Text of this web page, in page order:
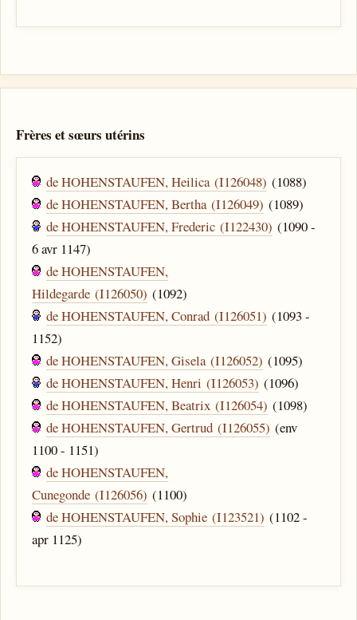
Frères et sœurs utérins
de HOHENSTAUFEN, Heilica (I126048) (1088)
de HOHENSTAUFEN, Bertha (I126049) (1089)
de HOHENSTAUFEN, Frederic (I122430) (1090 -
6 avr 1147)
de HOHENSTAUFEN,
Hildegarde (I126050) (1092)
de HOHENSTAUFEN, Conrad (I126051) (1093 -
1152)
de HOHENSTAUFEN, Gisela (I126052) (1095)
de HOHENSTAUFEN, Henri (I126053) (1096)
de HOHENSTAUFEN, Beatrix (I126054) (1098)
de HOHENSTAUFEN, Gertrud (I126055) (env
1100 - 1151)
de HOHENSTAUFEN,
Cunegonde (I126056) (1100)
de HOHENSTAUFEN, Sophie (I123521) (1102 -
apr 1125)